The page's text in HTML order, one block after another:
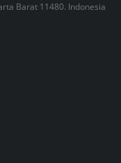
Barat 11480. Indonesia